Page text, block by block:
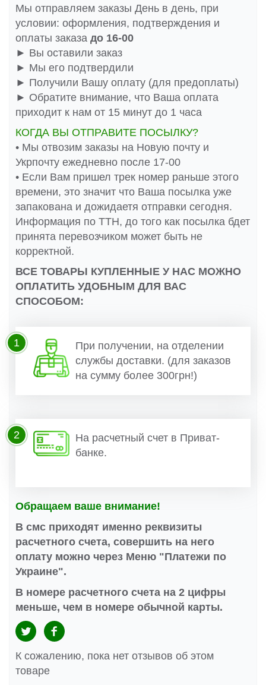
Мы отправляем заказы День в день, при
условии: оформления, подтверждения и
оплаты заказа до 16-00
► Вы оставили заказ
► Мы его подтвердили
► Получили Вашу оплату (для предоплаты)
► Обратите внимание, что Ваша оплата
приходит к нам от 15 минут до 1 часа
КОГДА ВЫ ОТПРАВИТЕ ПОСЫЛКУ?
• Мы отвозим заказы на Новую почту и
Укрпочту ежедневно после 17-00
• Если Вам пришел трек номер раньше этого
времени, это значит что Ваша посылка уже
запакована и дожидаетя отправки сегодня.
Информация по ТТН, до того как посылка бдет
принята перевозчиком может быть не
корректной.
ВСЕ ТОВАРЫ КУПЛЕННЫЕ У НАС МОЖНО
ОПЛАТИТЬ УДОБНЫМ ДЛЯ ВАС
СПОСОБОМ:
При получении, на отделении
службы доставки. (для заказов
на сумму более 300грн!)
1
На расчетный счет в Приват-
банке.
2
Обращаем ваше внимание!
В смс приходят именно реквизиты
расчетного счета, совершить на него
оплату можно через Меню "Платежи по
Украине".
В номере расчетного счета на 2 цифры
меньше, чем в номере обычной карты.
К сожалению, пока нет отзывов об этом
товаре